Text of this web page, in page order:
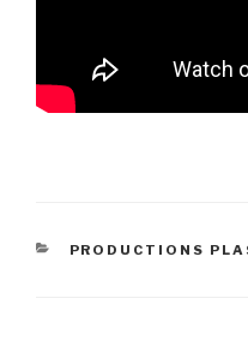
CATÉGORIES
PRODUCTIONS